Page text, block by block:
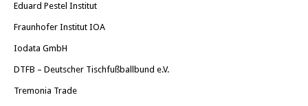
Eduard Pestel Institut
Fraunhofer Institut IOA
Iodata GmbH
DTFB – Deutscher Tischfußballbund e.V.
Tremonia Trade